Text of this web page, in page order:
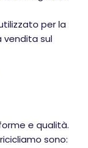
per la
vendita sul
e qualità.
sono: